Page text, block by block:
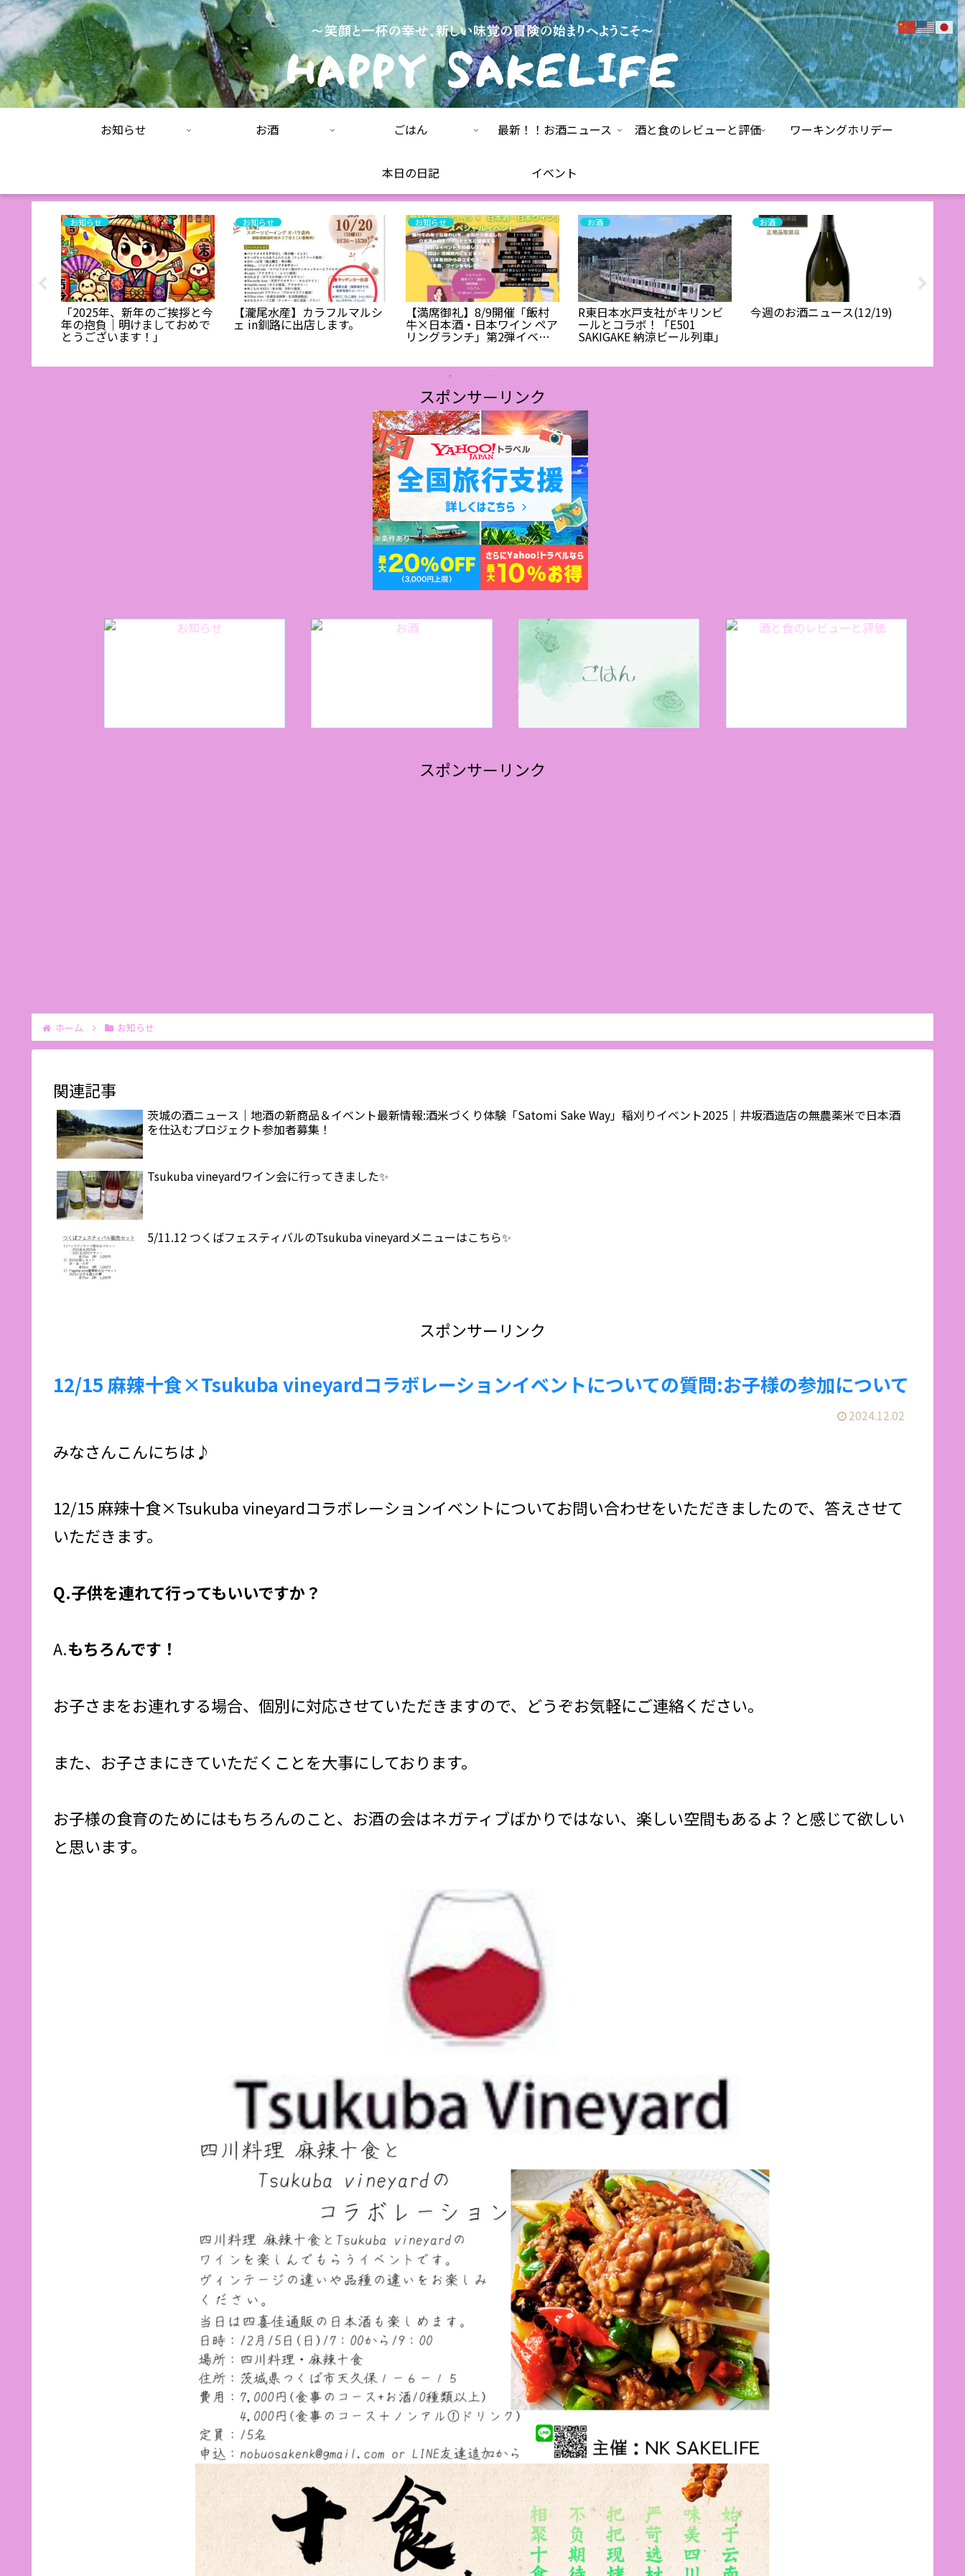
お知らせ お酒 ごはん 最新！！お酒ニュース 酒と食のレビューと評価 ワーキングホリデー
本日の日記 イベント
お知らせ
「2025年、新年のご挨拶と今
年の抱負｜明けましておめで
とうございます！」
お知らせ
【瀧尾水産】カラフルマルシ
ェ in釧路に出店します。
お知らせ
【満席御礼】8/9開催「飯村
牛×日本酒・日本ワイン ペア
リングランチ」第2弾イベン
お酒
R東日本水戸支社がキリンビ
ールとコラボ！「E501
SAKIGAKE 納涼ビール列車」
お酒
今週のお酒ニュース(12/19)
スポンサーリンク
スポンサーリンク
ホーム お知らせ
関連記事
茨城の酒ニュース｜地酒の新商品＆イベント最新情報:酒米づくり体験「Satomi Sake Way」稲刈りイベント2025｜井坂酒造店の無農薬米で日本酒
を仕込むプロジェクト参加者募集！
Tsukuba vineyardワイン会に行ってきました✨
5/11.12 つくばフェスティバルのTsukuba vineyardメニューはこちら✨
スポンサーリンク
12/15 麻辣十食×Tsukuba vineyardコラボレーションイベントについての質問:お子様の参加について
2024.12.02
みなさんこんにちは♪
12/15 麻辣十食×Tsukuba vineyardコラボレーションイベントについてお問い合わせをいただきましたので、答えさせて
いただきます。
Q.子供を連れて行ってもいいですか？
A.もちろんです！
お子さまをお連れする場合、個別に対応させていただきますので、どうぞお気軽にご連絡ください。
また、お子さまにきていただくことを大事にしております。
お子様の食育のためにはもちろんのこと、お酒の会はネガティブばかりではない、楽しい空間もあるよ？と感じて欲しい
と思います。